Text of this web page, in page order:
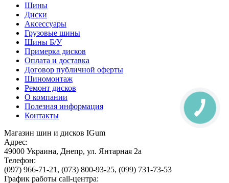
Шины
Диски
Аксессуары
Грузовые шины
Шины Б/У
Примерка дисков
Оплата и доставка
Договор публичной оферты
Шиномонтаж
Ремонт дисков
О компании
Полезная информация
Контакты
Магазин шин и дисков IGum
Адрес:
49000 Украина, Днепр, ул. Янтарная 2а
Телефон:
(097) 966-71-21 , (073) 800-93-25, (099) 731-73-53
График работы call-центра: